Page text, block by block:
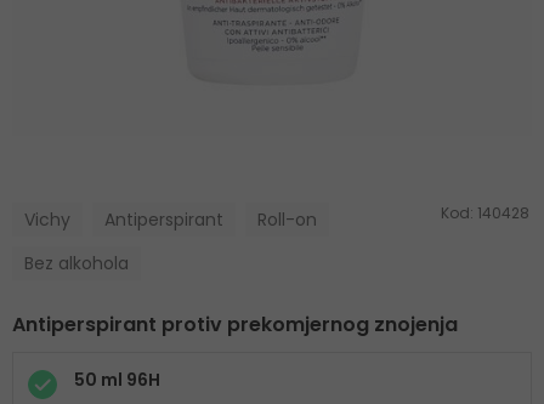
Vichy Antiperspirant
Roll-on
Bez alkohola
Kod: 140428
Antiperspirant protiv prekomjernog znojenja
50 ml 96H